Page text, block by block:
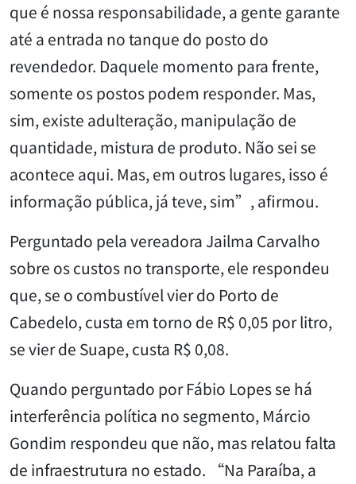
que é nossa responsabilidade, a gente garante
até a entrada no tanque do posto do
revendedor. Daquele momento para frente,
somente os postos podem responder. Mas,
sim, existe adulteração, manipulação de
quantidade, mistura de produto. Não sei se
acontece aqui. Mas, em outros lugares, isso é
informação pública, já teve, sim”, afirmou.
Perguntado pela vereadora Jailma Carvalho
sobre os custos no transporte, ele respondeu
que, se o combustível vier do Porto de
Cabedelo, custa em torno de R$ 0,05 por litro,
se vier de Suape, custa R$ 0,08.
Quando perguntado por Fábio Lopes se há
interferência política no segmento, Márcio
Gondim respondeu que não, mas relatou falta
de infraestrutura no estado. “Na Paraíba, a